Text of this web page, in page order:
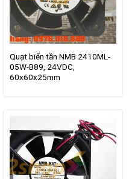
Quạt biến tần NMB 2410ML-
05W-B89, 24VDC,
60x60x25mm